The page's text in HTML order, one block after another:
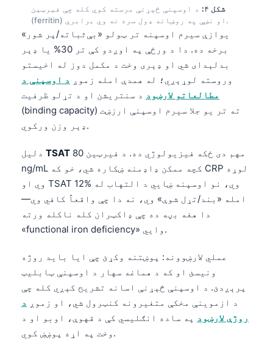
شکل ۴:
د اوسپنې څېړنې مرسته کوي کله چې فیرټین
(ferritin) او نښې په روښانه ډول سره نه وي برابرې.
یوازې سیرم اوسپنه تر ټولو «بې‌ثباته/پر شور»
برخه ده. دا د ورځې په اوږدو کې تر 30% یا ډېر
بدلېدای شي او ډېری وخت د مکمل دوز له اخیستو
وروسته لوړېږي؛ له همدې امله زموږ د اوسپنې د
مطالعاتو لارښود د سنتریشن او د تړلو ظرفیت
(binding capacity) ته تر یو جلا سیرم اوسپنې ارزښت
ډېر وزن ورکوي.
TSAT
ng/mL کچه ممکن ډاډمنه ښکاره شي، خو که CRP لوړه
وي او TSAT 12% وي، نو اوسپنه ښايي د التهاب له
امله «بند/تړل شوې» وي، نه دا چې واقعاً کافي وي—
دا هغه بڼه ده چې ډاکټران کله ناکله ورته
«functional iron deficiency» وایي.
عملي لارښوونه: پوښتنه وکړئ چې ایا باید روژه
ونیسئ او که د هماغه سهار د اوسپنې ټابلیټ
پرېږدئ. د اوسپنې څېړنې اسانه تشریح کېږي کله چې
د ازموینې مخکې متغیرونه کنټرول شي، او زموږ د
روژې لارښود په ساده انګلیسي کې د قهوې، اوبو او د
وخت په اړه پوښښ کوي.